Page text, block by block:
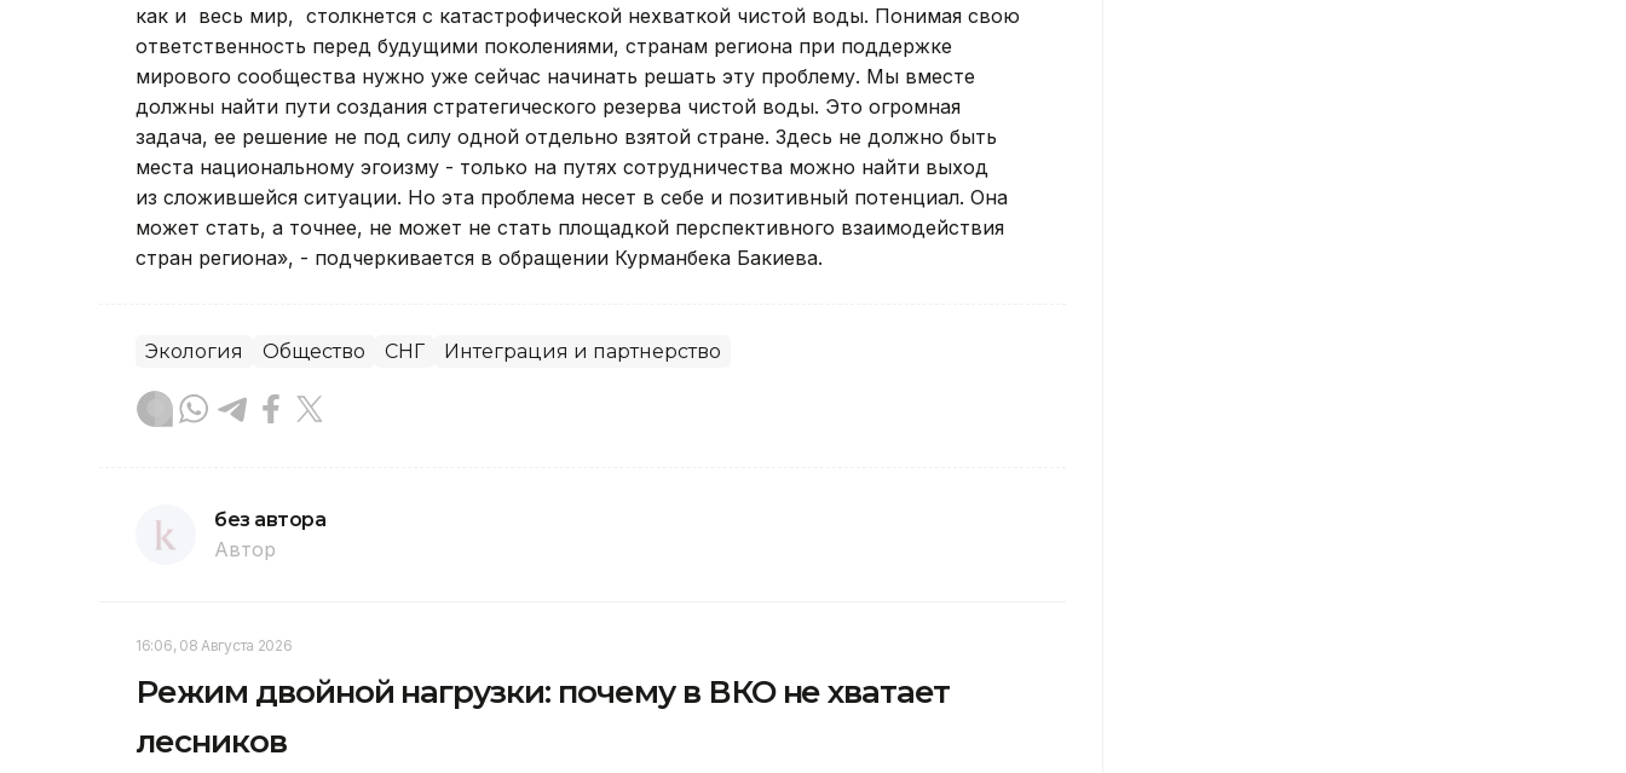
как и весь мир, столкнется с катастрофической нехваткой чистой воды. Понимая свою
ответственность перед будущими поколениями, странам региона при поддержке
мирового сообщества нужно уже сейчас начинать решать эту проблему. Мы вместе
должны найти пути создания стратегического резерва чистой воды. Это огромная
задача, ее решение не под силу одной отдельно взятой стране. Здесь не должно быть
места национальному эгоизму - только на путях сотрудничества можно найти выход
из сложившейся ситуации. Но эта проблема несет в себе и позитивный потенциал. Она
может стать, а точнее, не может не стать площадкой перспективного взаимодействия
стран региона», - подчеркивается в обращении Курманбека Бакиева.
Экология Общество СНГ Интеграция и партнерство
без автора
Автор
16:06, 08 Августа 2026
Режим двойной нагрузки: почему в ВКО не хватает
лесников